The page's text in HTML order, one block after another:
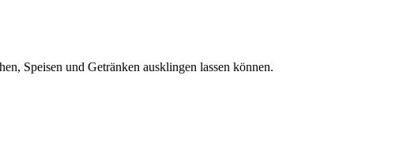
Speisen und Getränken ausklingen lassen können.